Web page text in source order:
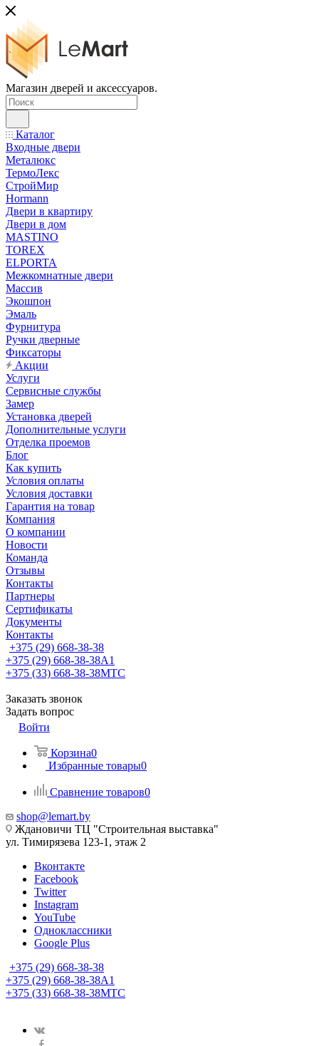
Магазин дверей и аксессуаров.
Каталог
Входные двери
Металюкс
ТермоЛекс
СтройМир
Hormann
Двери в квартиру
Двери в дом
MASTINO
TOREX
ELPORTA
Межкомнатные двери
Массив
Экошпон
Эмаль
Фурнитура
Ручки дверные
Фиксаторы
Акции
Услуги
Сервисные службы
Замер
Установка дверей
Дополнительные услуги
Отделка проемов
Блог
Как купить
Условия оплаты
Условия доставки
Гарантия на товар
Компания
О компании
Новости
Команда
Отзывы
Контакты
Партнеры
Сертификаты
Документы
Контакты
+375 (29) 668-38-38
+375 (29) 668-38-38A1
+375 (33) 668-38-38МТС
Заказать звонок
Задать вопрос
Войти
Корзина0
Избранные товары0
Сравнение товаров0
shop@lemart.by
Ждановичи ТЦ "Строительная выставка"
ул. Тимирязева 123-1, этаж 2
Вконтакте
Facebook
Twitter
Instagram
YouTube
Одноклассники
Google Plus
+375 (29) 668-38-38
+375 (29) 668-38-38A1
+375 (33) 668-38-38МТС